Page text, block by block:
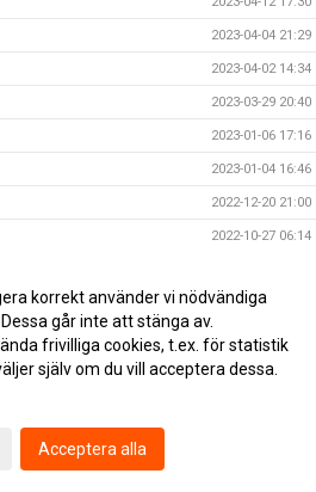
2023-04-04 21:29
2023-04-02 14:34
2023-03-29 20:40
2023-01-06 17:16
2023-01-04 16:46
2022-12-20 21:00
2022-10-27 06:14
2022-03-14 07:00
2022-03-09 20:34
korrekt använder vi nödvändiga
går inte att stänga av.
frivilliga cookies, t.ex. för statistik
själv om du vill acceptera dessa.
Acceptera alla